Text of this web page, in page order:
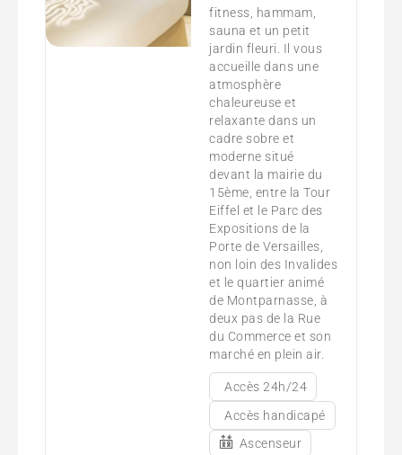
fitness, hammam,
sauna et un petit
jardin fleuri. Il vous
accueille dans une
atmosphère
chaleureuse et
relaxante dans un
cadre sobre et
moderne situé
devant la mairie du
15ème, entre la Tour
Eiffel et le Parc des
Expositions de la
Porte de Versailles,
non loin des Invalides
et le quartier animé
de Montparnasse, à
deux pas de la Rue
du Commerce et son
marché en plein air.
Accès 24h/24
Accès handicapé
Ascenseur